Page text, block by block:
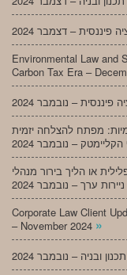
Environmental Law and
Carbon Tax Era –
מפתח להצלחה יזמית
או הליך בירור מנהלי
Corporate Law Client
– November 2024 »